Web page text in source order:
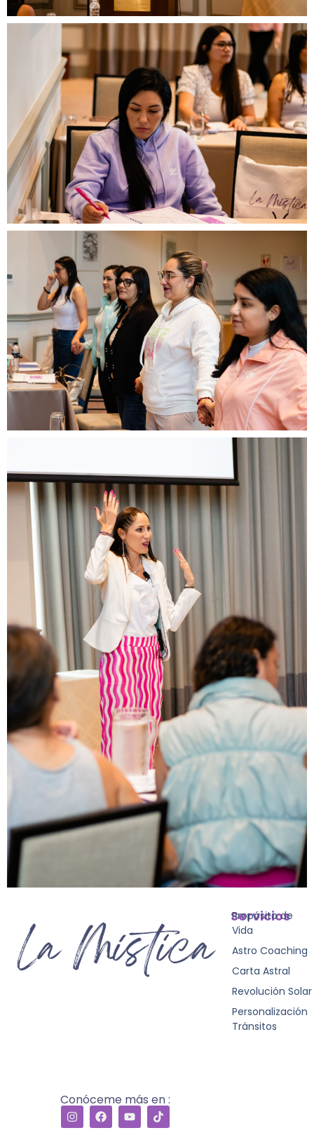
Conóceme más en :
Servicios
Propósito de
Vida
Astro Coaching
Carta Astral
Revolución Solar
Personalización
Tránsitos